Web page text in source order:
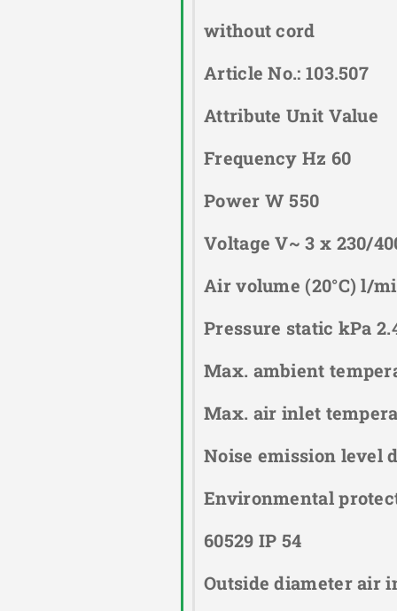
without cord
Article No.: 103.507
Attribute Unit Value
Frequency Hz 60
Power W 550
Voltage V~ 3 x 230/
Air volume (20°C) l/
Pressure static kPa
Max. ambient
Max. air inlet
Noise emission level
Environmental
60529 IP 54
Outside diameter air